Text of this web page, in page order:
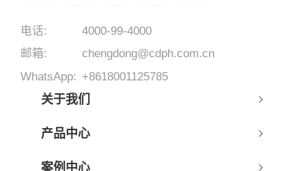
电话:
4000-99-4000
邮箱:
chengdong@cdph.com.cn
WhatsApp: +8618001125785
关于我们
产品中心
案例中心